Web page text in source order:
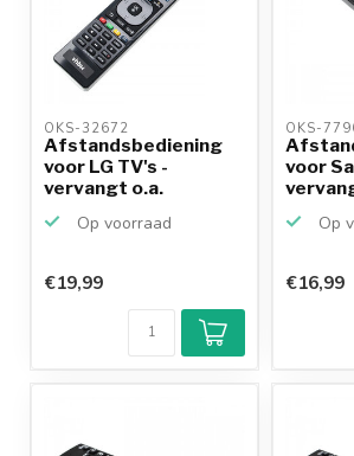
OKS-32672
Afstandsbediening
voor LG TV's -
vervangt o.a.
Op voorraad
€19,99
OKS-
voor
Op
€16,99